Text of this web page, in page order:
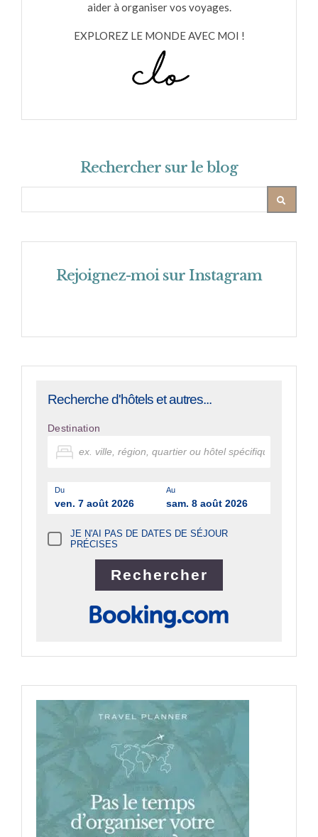
aider à organiser vos voyages.
EXPLOREZ LE MONDE AVEC MOI !
Rechercher sur le blog
Rejoignez-moi sur Instagram
Recherche d'hôtels et autres...
Destination
Du
ven. 7 août 2026
Au
sam. 8 août 2026
JE N'AI PAS DE DATES DE SÉJOUR
PRÉCISES